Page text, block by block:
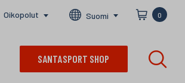
Oikopolut Suomi 0
SANTASPORT SHOP